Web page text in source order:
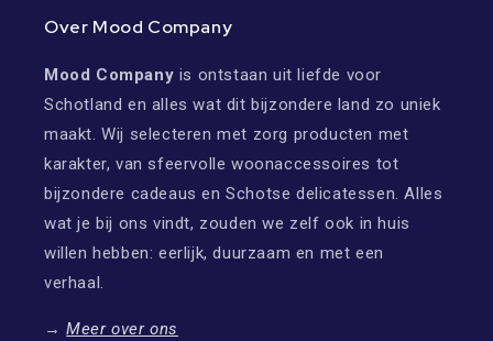
Over Mood Company
Mood Company is ontstaan uit liefde voor
Schotland en alles wat dit bijzondere land zo uniek
maakt. Wij selecteren met zorg producten met
karakter, van sfeervolle woonaccessoires tot
bijzondere cadeaus en Schotse delicatessen. Alles
wat je bij ons vindt, zouden we zelf ook in huis
willen hebben: eerlijk, duurzaam en met een
verhaal.
→Meer over ons